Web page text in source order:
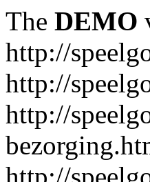
The DEMO
http://
http://
http://